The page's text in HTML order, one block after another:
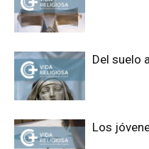
Del suelo
Los